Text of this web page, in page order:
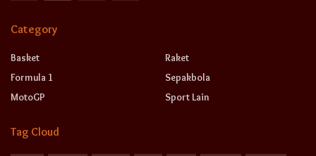
Category
Basket
Formula 1
MotoGP
Raket
Sepakbola
Sport Lain
Tag Cloud